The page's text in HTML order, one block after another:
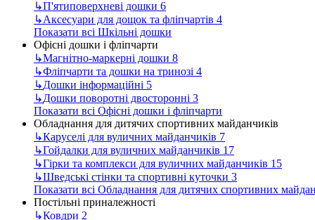
↳П'ятиповерхневі дошки 6
↳Аксесуари для дощок та фліпчартів 4
Показати всі Шкільні дошки
Офісні дошки і фліпчарти
↳Магнітно-маркерні дошки 8
↳Фліпчарти та дошки на тринозі 4
↳Дошки інформаційні 5
↳Дошки поворотні двосторонні 3
Показати всі Офісні дошки і фліпчарти
Обладнання для дитячих спортивних майданчиків
↳Каруселі для вуличних майданчиків 7
↳Гойдалки для вуличних майданчиків 17
↳Гірки та комплекси для вуличних майданчиків 15
↳Шведські стінки та спортивні куточки 3
Показати всі Обладнання для дитячих спортивних
Постільні приналежності
↳Ковдри 2